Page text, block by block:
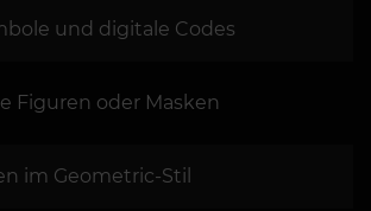
und digitale Codes
Figuren oder Masken
im Geometric-Stil